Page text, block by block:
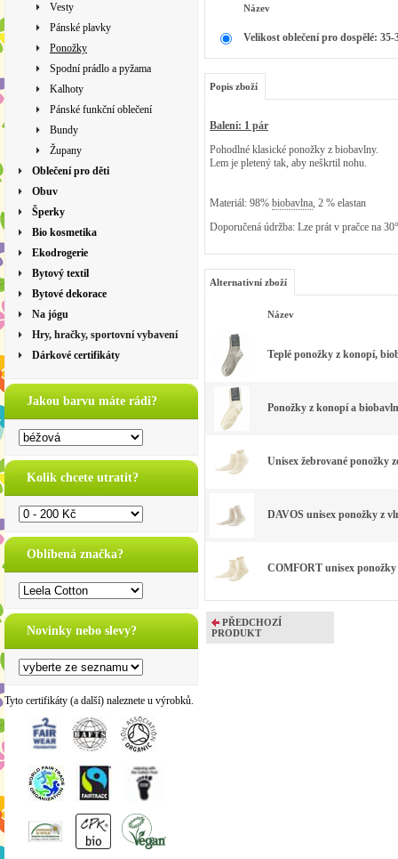
Vesty
Pánské plavky
Ponožky
Spodní prádlo a pyžama
Kalhoty
Pánské funkční oblečení
Bundy
Župany
Oblečení pro děti
Obuv
Šperky
Bio kosmetika
Ekodrogerie
Bytový textil
Bytové dekorace
Na jógu
Hry, hračky, sportovní vybavení
Dárkové certifikáty
Jakou barvu máte rádi?
Kolik chcete utratit?
Oblíbená značka?
Novinky nebo slevy?
Tyto certifikáty (a další) naleznete u výrobků.
Název
Velikost oblečení pro dospělé: 35-
Popis zboží
Balení: 1 pár
Pohodlné klasické ponožky z biobavlny.
Lem je pletený tak, aby neškrtil nohu.
Materiál: 98% biobavlna, 2 % elastan
Doporučená údržba: Lze prát v pračce na
Alternativní zboží
Název
Teplé ponožky z konopí,
Ponožky z konopí a
Unisex žebrované ponožky
DAVOS unisex ponožky z
COMFORT unisex
PŘEDCHOZÍ
PRODUKT